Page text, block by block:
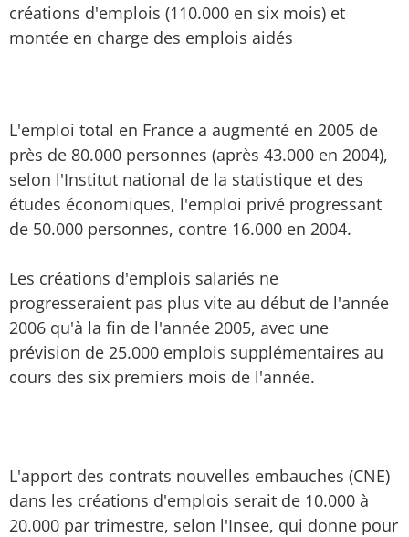
créations d'emplois (110.000 en six mois) et
montée en charge des emplois aidés
L'emploi total en France a augmenté en 2005 de
près de 80.000 personnes (après 43.000 en 2004),
selon l'Institut national de la statistique et des
études économiques, l'emploi privé progressant
de 50.000 personnes, contre 16.000 en 2004.
Les créations d'emplois salariés ne
progresseraient pas plus vite au début de l'année
2006 qu'à la fin de l'année 2005, avec une
prévision de 25.000 emplois supplémentaires au
cours des six premiers mois de l'année.
L'apport des contrats nouvelles embauches (CNE)
dans les créations d'emplois serait de 10.000 à
20.000 par trimestre, selon l'Insee, qui donne pour